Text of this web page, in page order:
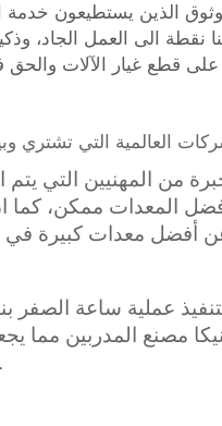
الذين يستطيعون خدمة
نقطة الى العمل الجاد،
المعدات ممكن، كما
أفضل معدات كبيرة
مصنع المدربين مما
في جميع أنحاء العالم 6 أشهر.